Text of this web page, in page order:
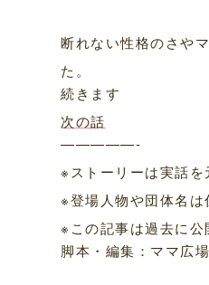
断れない性格のさや
た。
続きます
次の話
—————-
※ストーリーは実話を
※登場人物や団体名は
※この記事は過去に公
脚本・編集：ママ